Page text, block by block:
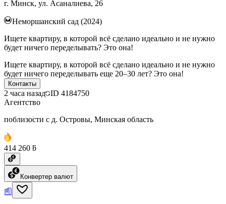
г. Минск, ул. Асаналиева, 26
Неморшанский сад (2024)
Ищете квартиру, в которой всё сделано идеально и не нужно
будет ничего переделывать? Это она!
Ищете квартиру, в которой всё сделано идеально и не нужно
будет ничего переделывать еще 20–30 лет? Это она!
Контакты
2 часа назад ID 4184750
Агентство
поблизости с д. Островы, Минская область
414 260 ƃ
Конвертер валют